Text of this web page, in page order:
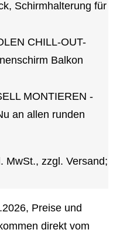
Schirmhalterung für
CHILL-OUT-
Balkon
MONTIEREN -
an allen runden
MwSt., zzgl. Versand;
Preise und
direkt vom